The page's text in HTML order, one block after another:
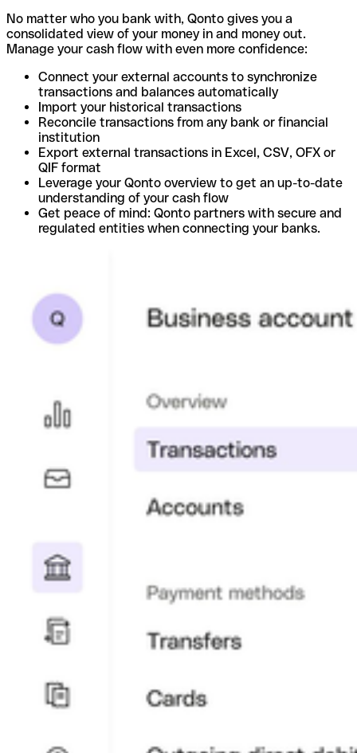
No matter who you bank with, Qonto gives you a
consolidated view of your money in and money out.
Manage your cash flow with even more confidence:
Connect your external accounts to synchronize
transactions and balances automatically
Import your historical transactions
Reconcile transactions from any bank or financial
institution
Export external transactions in Excel, CSV, OFX or
QIF format
Leverage your Qonto overview to get an up-to-date
understanding of your cash flow
Get peace of mind: Qonto partners with secure and
regulated entities when connecting your banks.